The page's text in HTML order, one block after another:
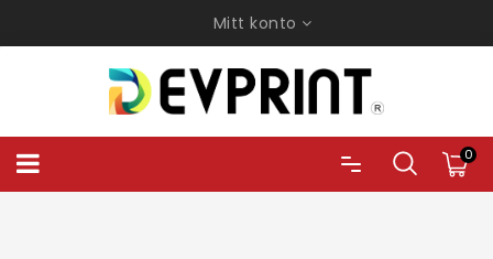
Mitt konto
0